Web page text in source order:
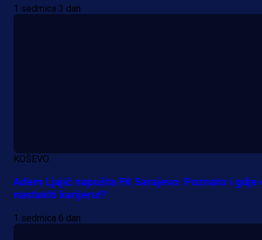
1 sedmica 3 dan
KOŠEVO
Adem Ljajić napušta FK Sarajevo: Poznato i gdje
nastaviti karijeru!?
1 sedmica 6 dan